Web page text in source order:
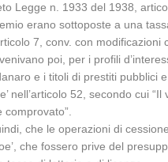
Legge n. 1933 del 1938,
erano sottoposte a una
7, conv. con
poi, per i profili
e i titoli di prestiti pubblici
nell’articolo 52, secondo cui
che le operazioni di
che fossero prive del